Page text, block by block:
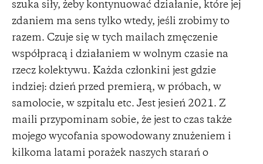
szuka siły, żeby kontynuować działanie, które jej
zdaniem ma sens tylko wtedy, jeśli zrobimy to
razem. Czuje się w tych mailach zmęczenie
współpracą i działaniem w wolnym czasie na
rzecz kolektywu. Każda członkini jest gdzie
indziej: dzień przed premierą, w próbach, w
samolocie, w szpitalu etc. Jest jesień 2021. Z
maili przypominam sobie, że jest to czas także
mojego wycofania spowodowany znużeniem i
kilkoma latami porażek naszych starań o